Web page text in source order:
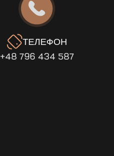
ТЕЛЕФОН
+48 796 434 587